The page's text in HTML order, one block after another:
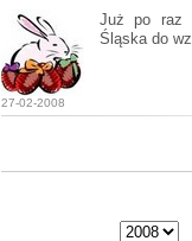
Już po raz
Śląska do
27-02-2008